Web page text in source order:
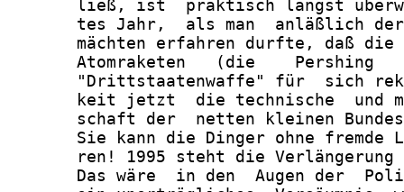
ließ, ist  praktisch längst
tes Jahr,  als man  anläßlich
mächten erfahren durfte, daß
Atomraketen   (die    Pershing
"Drittstaatenwaffe" für  sich
keit jetzt  die technische  und
schaft der  netten kleinen
Sie kann die Dinger ohne fremde
ren! 1995 steht die
Das wäre  in den  Augen der